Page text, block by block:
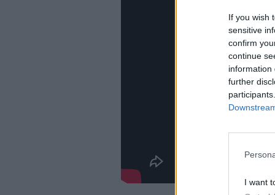
If you wish
sensitive
confirm
continue
information
further
I want